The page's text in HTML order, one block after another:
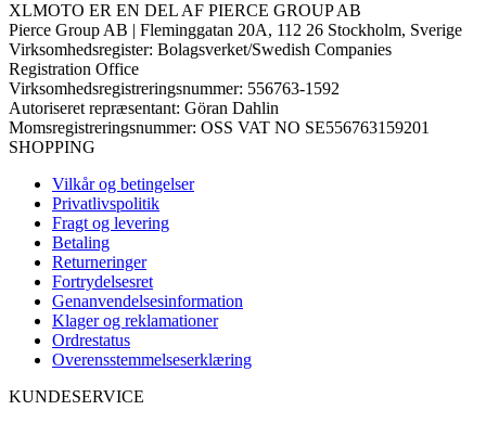
XLMOTO ER EN DEL AF PIERCE GROUP AB
Pierce Group AB | Fleminggatan 20A, 112 26 Stockholm, Sverige
Virksomhedsregister: Bolagsverket/Swedish Companies
Registration Office
Virksomhedsregistreringsnummer: 556763-1592
Autoriseret repræsentant: Göran Dahlin
Momsregistreringsnummer: OSS VAT NO SE556763159201
SHOPPING
Vilkår og betingelser
Privatlivspolitik
Fragt og levering
Betaling
Returneringer
Fortrydelsesret
Genanvendelsesinformation
Klager og reklamationer
Ordrestatus
Overensstemmelseserklæring
KUNDESERVICE